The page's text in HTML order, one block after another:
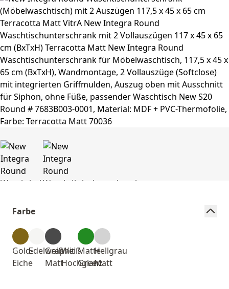
Farbe
Gold-
Eiche
Edelweiß
Graphit
Matt
Weiß
Hochglanz
Matte
Green
Hellgrau
Matt